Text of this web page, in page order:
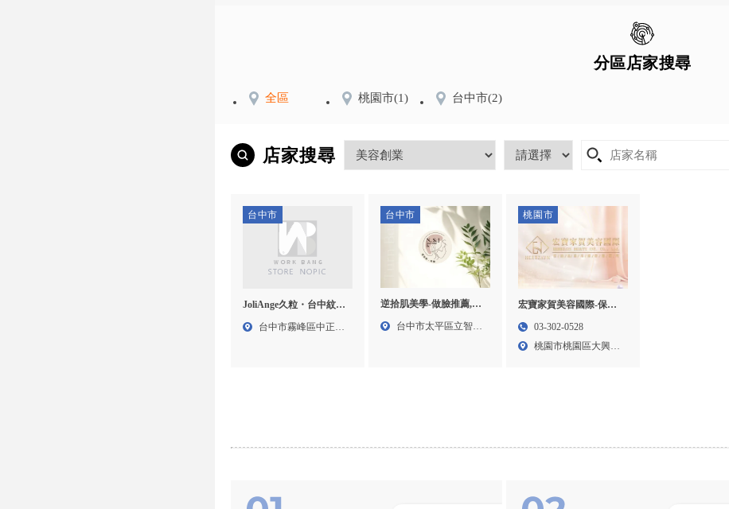
分區店家搜尋
全區 桃園市(1) 台中市(2)
店家搜尋
台中市
JoliAnge久粒・台中紋髮
專門店台中市霧峰區中正路
台中市
逆拾肌美學-做臉推薦,清
粉刺推薦,台中做臉,台中
台中市太平區立智街
桃園市
宏寶家賀美容國際-保養
品推薦,保養品公司,桃園
品公司,
03-302-0528
桃園市桃園區大興西